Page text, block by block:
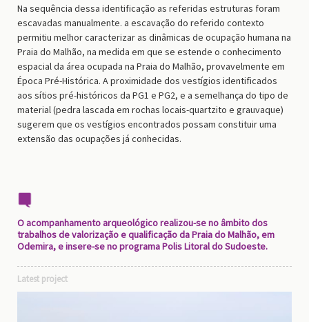
Na sequência dessa identificação as referidas estruturas foram
escavadas manualmente. a escavação do referido contexto
permitiu melhor caracterizar as dinâmicas de ocupação humana na
Praia do Malhão, na medida em que se estende o conhecimento
espacial da área ocupada na Praia do Malhão, provavelmente em
Época Pré-Histórica. A proximidade dos vestígios identificados
aos sítios pré-históricos da PG1 e PG2, e a semelhança do tipo de
material (pedra lascada em rochas locais-quartzito e grauvaque)
sugerem que os vestígios encontrados possam constituir uma
extensão das ocupações já conhecidas.
O acompanhamento arqueológico realizou-se no âmbito dos
trabalhos de valorização e qualificação da Praia do Malhão, em
Odemira, e insere-se no programa Polis Litoral do Sudoeste.
Latest project